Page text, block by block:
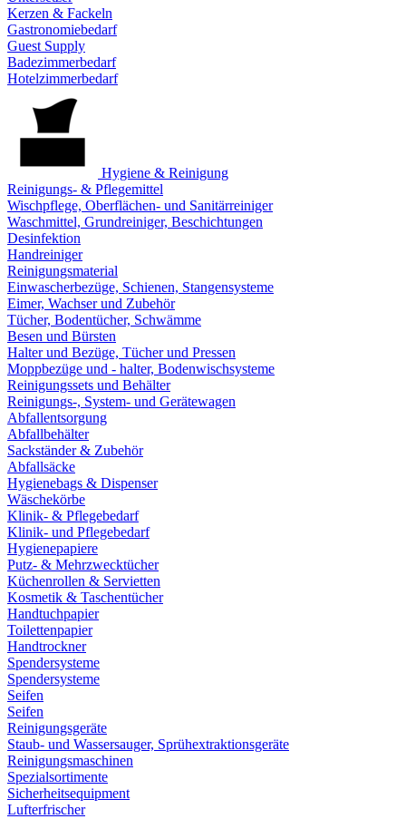
Kerzen & Fackeln
Gastronomiebedarf
Guest Supply
Badezimmerbedarf
Hotelzimmerbedarf
Hygiene & Reinigung
Reinigungs- & Pflegemittel
Wischpflege, Oberflächen- und Sanitärreiniger
Waschmittel, Grundreiniger, Beschichtungen
Desinfektion
Handreiniger
Reinigungsmaterial
Einwascherbezüge, Schienen, Stangensysteme
Eimer, Wachser und Zubehör
Tücher, Bodentücher, Schwämme
Besen und Bürsten
Halter und Bezüge, Tücher und Pressen
Moppbezüge und - halter, Bodenwischsysteme
Reinigungssets und Behälter
Reinigungs-, System- und Gerätewagen
Abfallentsorgung
Abfallbehälter
Sackständer & Zubehör
Abfallsäcke
Hygienebags & Dispenser
Wäschekörbe
Klinik- & Pflegebedarf
Klinik- und Pflegebedarf
Hygienepapiere
Putz- & Mehrzwecktücher
Küchenrollen & Servietten
Kosmetik & Taschentücher
Handtuchpapier
Toilettenpapier
Handtrockner
Spendersysteme
Spendersysteme
Seifen
Seifen
Reinigungsgeräte
Staub- und Wassersauger, Sprühextraktionsgeräte
Reinigungsmaschinen
Spezialsortimente
Sicherheitsequipment
Lufterfrischer